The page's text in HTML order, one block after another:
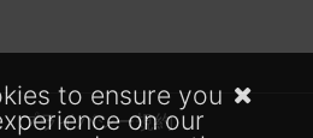
プライバシー規約
to ensure you
on our